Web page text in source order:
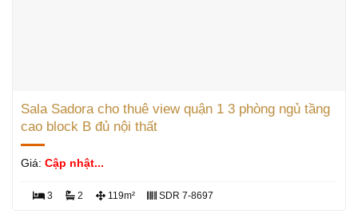
Sala Sadora cho thuê view quận 1 3 phòng ngủ tầng
cao block B đủ nội thất
Giá: Cập nhật...
3 2 119m² SDR 7-8697